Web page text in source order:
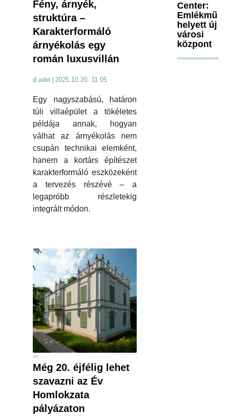
Fény, árnyék,
struktúra –
Karakterformáló
árnyékolás egy
román luxusvillán
d.adel | 2025.10.20. 11:05
Egy nagyszabású, határon
túli villaépület a tökéletes
példája annak, hogyan
válhat az árnyékolás nem
csupán technikai elemként,
hanem a kortárs építészet
karakterformáló eszközeként
a tervezés részévé – a
legapróbb részletekig
integrált módon.
díj
Még 20. éjfélig lehet
szavazni az Év
Homlokzata
pályázaton
Center:
Emlékmű
helyett új
városi
központ